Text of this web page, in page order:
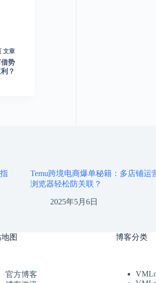
文章
势
？
Temu跨境电商爆单秘籍：多店铺运
浏览器轻松防关联？
2025年5月6日
图
官方博客
博客分类